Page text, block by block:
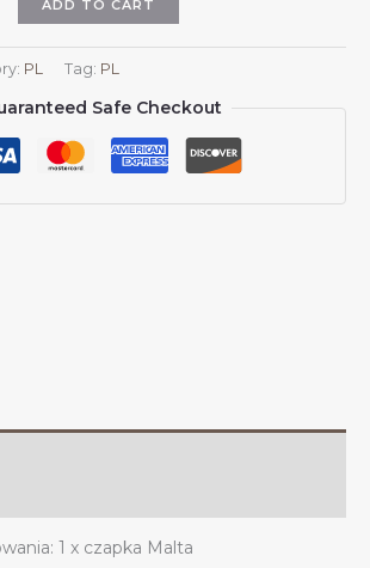
ADD TO CART
PL Tag: PL
Safe Checkout
1 x czapka Malta